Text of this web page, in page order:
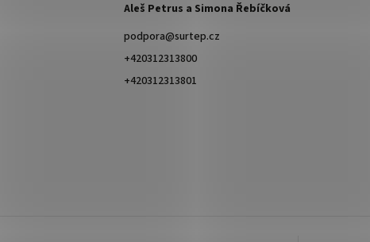
Aleš Petrus a Simona Řebíčková
podpora@surtep.cz
+420312313800
+420312313801